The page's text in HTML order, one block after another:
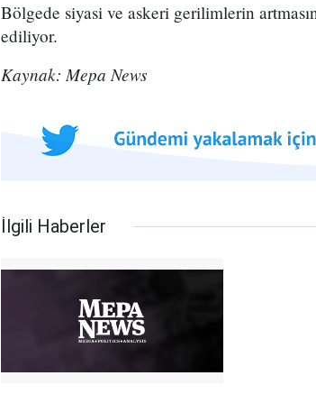
Bölgede siyasi ve askeri gerilimlerin
ediliyor.
Kaynak: Mepa News
İlgili Haberler